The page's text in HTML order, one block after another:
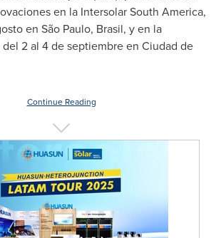
en la Intersolar South America,
en São Paulo, Brasil, y en la
2 al 4 de septiembre en Ciudad de
Continue Reading